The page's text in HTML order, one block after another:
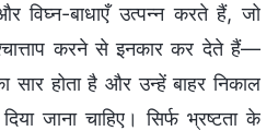
विघ्न-बाधाएँ उत्पन्न करते हैं, जो
करने से इनकार कर देते हैं—
सार होता है और उन्हें बाहर निकाल
जाना चाहिए। सिर्फ भ्रष्टता के